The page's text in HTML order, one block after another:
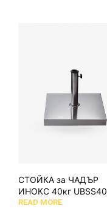
СТОЙКА за ЧАДЪР
ИНОКС 40кг UBSS40
READ MORE